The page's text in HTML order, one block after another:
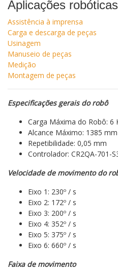
Aplicações robóticas
Assistência à imprensa
Carga e descarga de peças
Usinagem
Manuseio de peças
Medição
Montagem de peças
Especificações gerais do robô
Carga Máxima do Robô: 6
Alcance Máximo: 1385 mm
Repetibilidade: 0,05 mm
Controlador: CR2QA-701-
Velocidade de movimento do
Eixo 1: 230º / s
Eixo 2: 172º / s
Eixo 3: 200º / s
Eixo 4: 352º / s
Eixo 5: 375º / s
Eixo 6: 660º / s
Faixa de movimento